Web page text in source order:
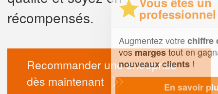
récompensés.
Recommander une entreprise
dès maintenant
professionnel ?
Augmentez votrechiffre d'affaireset
vosmargestout en gagnant de
nouveaux clients!
En savoir plus